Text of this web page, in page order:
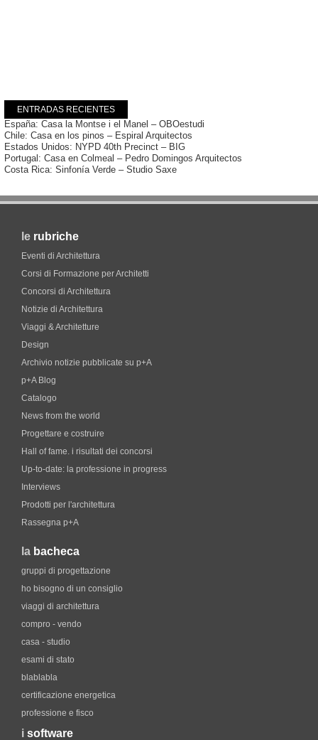
ENTRADAS RECIENTES
España: Casa la Montse i el Manel – OBOestudi
Chile: Casa en los pinos – Espiral Arquitectos
Estados Unidos: NYPD 40th Precinct – BIG
Portugal: Casa en Colmeal – Pedro Domingos Arquitectos
Costa Rica: Sinfonía Verde – Studio Saxe
le rubriche
Eventi di Architettura
Corsi di Formazione per Architetti
Concorsi di Architettura
Notizie di Architettura
Viaggi & Architetture
Design
Archivio notizie pubblicate su p+A
p+A Blog
Catalogo
News from the world
Progettare e costruire
Hall of fame. i risultati dei concorsi
Up-to-date: la professione in progress
Interviews
Prodotti per l'architettura
Rassegna p+A
la bacheca
gruppi di progettazione
ho bisogno di un consiglio
viaggi di architettura
compro - vendo
casa - studio
esami di stato
blablabla
certificazione energetica
professione e fisco
i software